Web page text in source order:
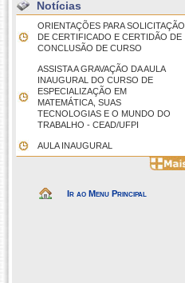
Notícias
ORIENTAÇÕES PARA SOLICITAÇÃO
DE CERTIFICADO E CERTIDÃO DE
CONCLUSÃO DE CURSO
ASSISTA A GRAVAÇÃO DA AULA
INAUGURAL DO CURSO DE
ESPECIALIZAÇÃO EM
MATEMÁTICA, SUAS
TECNOLOGIAS E O MUNDO DO
TRABALHO - CEAD/UFPI
AULA INAUGURAL
Ir ao Menu Principal